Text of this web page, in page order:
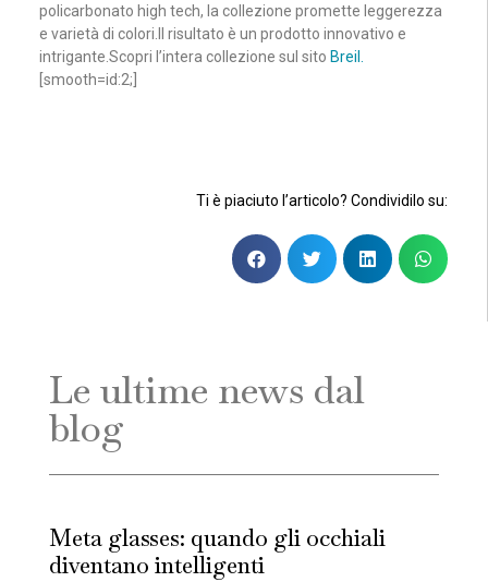
policarbonato high tech, la collezione promette leggerezza
e varietà di colori.Il risultato è un prodotto innovativo e
intrigante.Scopri l’intera collezione sul sito Breil.
[smooth=id:2;]
Ti è piaciuto l’articolo? Condividilo su:
Le ultime news dal
blog
Meta glasses: quando gli occhiali
diventano intelligenti